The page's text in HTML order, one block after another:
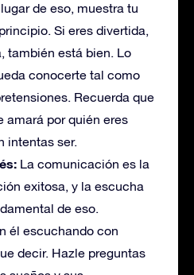
de eso, muestra tu
Si eres divertida,
también está bien. Lo
conocerte tal como
Recuerda que
amará por quién eres
intentas ser.
La comunicación es la
exitosa, y la escucha
de eso.
él escuchando con
decir. Hazle preguntas